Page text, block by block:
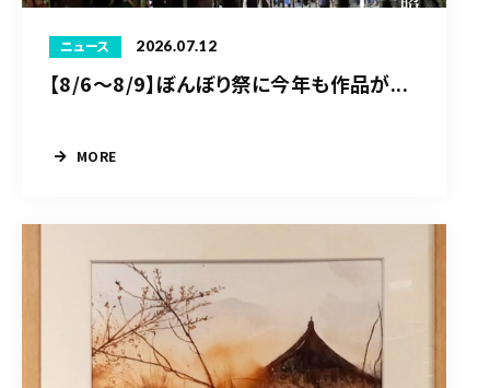
ニュース 2026.07.12
【8/6〜8/9】ぼんぼり祭に今年も作品が...
MORE